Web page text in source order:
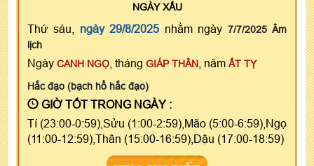
NGÀYXẤU
Thứ sáu, ngày 29/8/2025 nhằm ngày 7/7/2025 Âm
lịch
Ngày CANH NGỌ , tháng GIÁP THÂN , năm ẤT TỴ
Hắc đạo (bạch hổ hắc đạo)
GIỜ TỐT TRONG NGÀY :
Tí (23:00-0:59),Sửu (1:00-2:59),Mão (5:00-6:59),Ngọ
(11:00-12:59),Thân (15:00-16:59),Dậu (17:00-18:59)